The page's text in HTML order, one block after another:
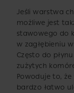
Jeśli warstwa
możliwe jest
stawowego do
w zagłębieniu
Często do
zużytych
Powoduje to,
bardzo łatwo